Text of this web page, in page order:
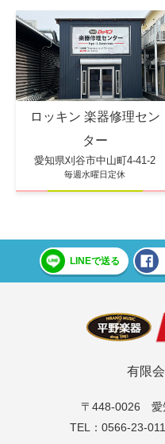
ロッキン 楽器修理セン
ター
愛知県刈谷市中山町4-41-2
毎週水曜日定休
LINEで送る
有限
〒448-0026 愛
TEL：0566-23-